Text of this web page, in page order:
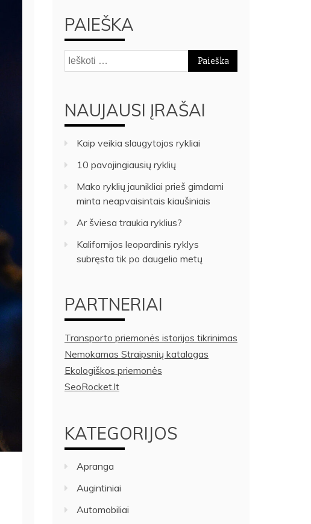
PAIEŠKA
Ieškoti:
NAUJAUSI ĮRAŠAI
Kaip veikia slaugytojos rykliai
10 pavojingiausių ryklių
Mako ryklių jaunikliai prieš gimdami
minta neapvaisintais kiaušiniais
Ar šviesa traukia ryklius?
Kalifornijos leopardinis ryklys
subręsta tik po daugelio metų
PARTNERIAI
Transporto priemonės istorijos tikrinimas
Nemokamas Straipsnių katalogas
Ekologiškos priemonės
SeoRocket.lt
KATEGORIJOS
Apranga
Augintiniai
Automobiliai